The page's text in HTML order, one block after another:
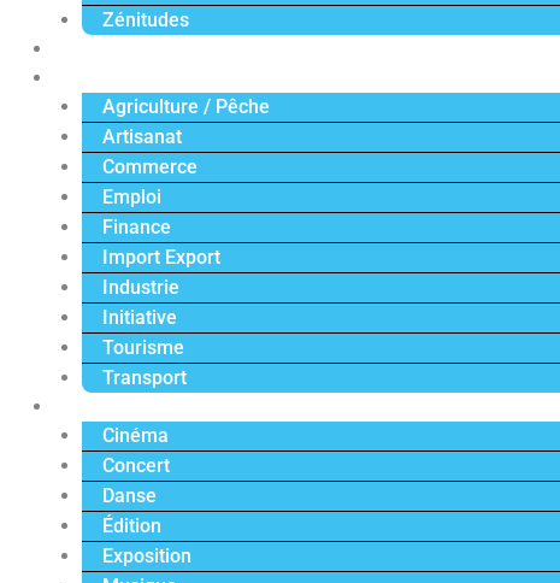
Zénitudes
Agriculture / Pêche
Artisanat
Commerce
Emploi
Finance
Import Export
Industrie
Initiative
Tourisme
Transport
Cinéma
Concert
Danse
Édition
Exposition